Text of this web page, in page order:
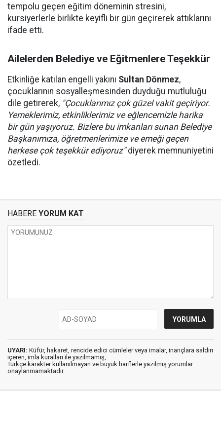
tempolu geçen eğitim döneminin stresini,
kursiyerlerle birlikte keyifli bir gün geçirerek attıklarını
ifade etti.
Ailelerden Belediye ve Eğitmenlere Teşekkür
Etkinliğe katılan engelli yakını Sultan Dönmez,
çocuklarının sosyalleşmesinden duyduğu mutluluğu
dile getirerek, "Çocuklarımız çok güzel vakit geçiriyor.
Yemeklerimiz, etkinliklerimiz ve eğlencemizle harika
bir gün yaşıyoruz. Bizlere bu imkanları sunan Belediye
Başkanımıza, öğretmenlerimize ve emeği geçen
herkese çok teşekkür ediyoruz"diyerek memnuniyetini
özetledi.
HABERE YORUM KAT
UYARI: Küfür, hakaret, rencide edici cümleler veya imalar, inançlara saldırı
içeren, imla kuralları ile yazılmamış,
Türkçe karakter kullanılmayan ve büyük harflerle yazılmış yorumlar
onaylanmamaktadır.